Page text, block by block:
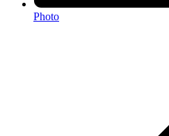
Photo